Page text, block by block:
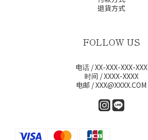
退貨方式
FOLLOW US
电话 / XX-XXX-XXX-XXX
时间 / XXXX-XXXX
电邮 / XXX@XXXX.COM